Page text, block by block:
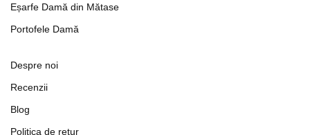
Eșarfe Damă din Mătase
Portofele Damă
Despre noi
Recenzii
Blog
Politica de retur